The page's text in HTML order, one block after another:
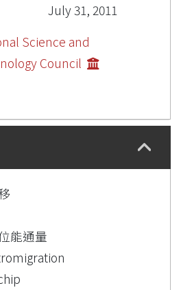
July 31, 2011
Science and
Council
能通量